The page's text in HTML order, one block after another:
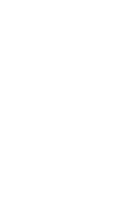
de la Commune de